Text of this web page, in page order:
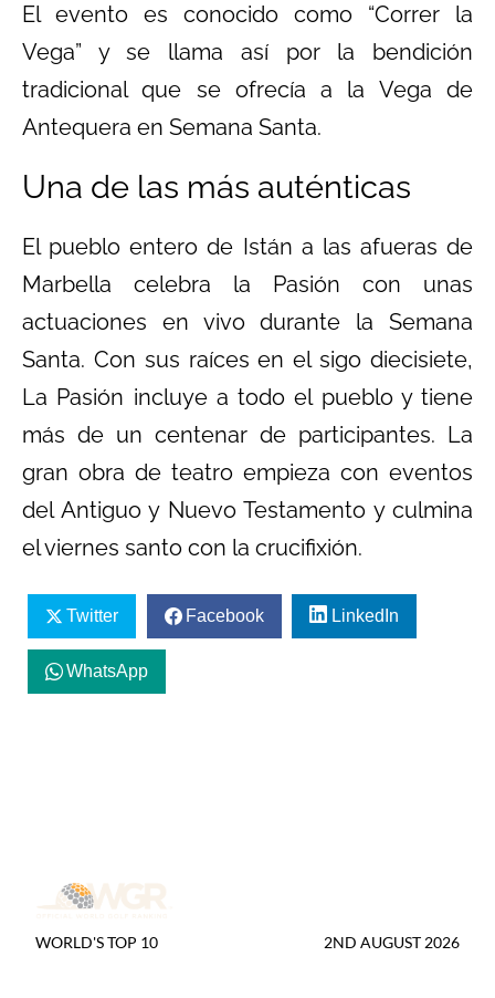
El evento es conocido como “Correr la
Vega” y se llama así por la bendición
tradicional que se ofrecía a la Vega de
Antequera en Semana Santa.
Una de las más auténticas
El pueblo entero de Istán a las afueras de
Marbella celebra la Pasión con unas
actuaciones en vivo durante la Semana
Santa. Con sus raíces en el sigo diecisiete,
La Pasión incluye a todo el pueblo y tiene
más de un centenar de participantes. La
gran obra de teatro empieza con eventos
del Antiguo y Nuevo Testamento y culmina
el viernes santo con la crucifixión.
Twitter Facebook LinkedIn
WhatsApp